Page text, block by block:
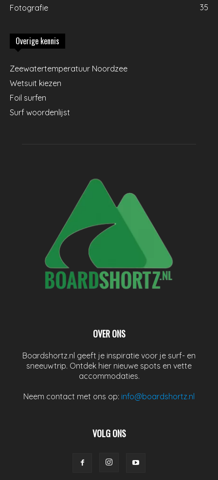
Fotografie
35
Overige kennis
Zeewatertemperatuur Noordzee
Wetsuit kiezen
Foil surfen
Surf woordenlijst
OVER ONS
Boardshortz.nl geeft je inspiratie voor je surf- en
sneeuwtrip. Ontdek hier nieuwe spots en vette
accommodaties.
Neem contact met ons op: info@boardshortz.nl
VOLG ONS